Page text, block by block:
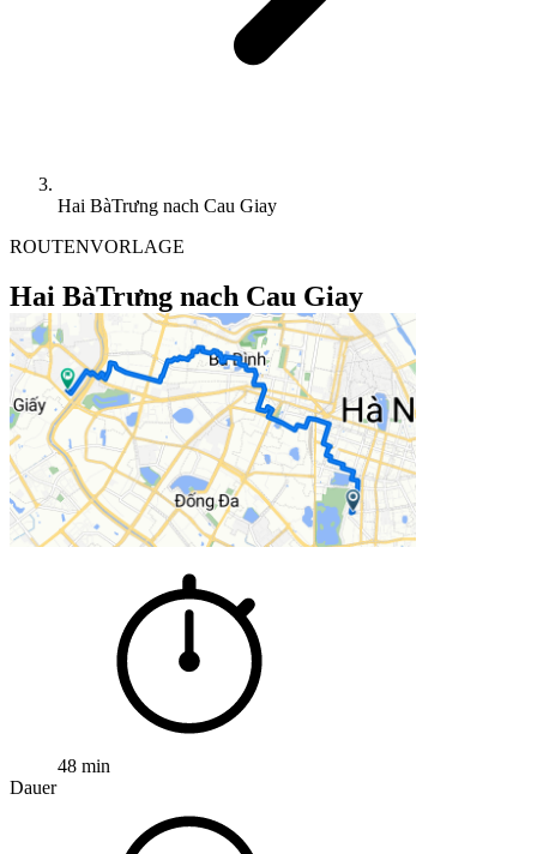
Hai BàTrưng nach Cau Giay
ROUTENVORLAGE
Hai BàTrưng nach Cau Giay
48 min
Dauer